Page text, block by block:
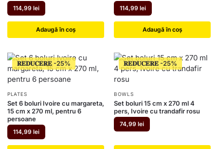
114,99 lei
Adaugă în coș
114,99 lei
Adaugă în coș
𝐑𝐄𝐃𝐔𝐂𝐄𝐑𝐄
PLATES
Set 6 boluri Ivoire cu margareta,
15 cm x 270 ml, pentru 6
persoane
114,99 lei
𝐑𝐄𝐃𝐔𝐂𝐄𝐑𝐄
BOWLS
Set boluri 15 cm x 270 ml 4
pers, Ivoire cu trandafir rosu
74,99 lei